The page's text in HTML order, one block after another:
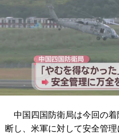
中国四国防衛局は今回の着
断し、米軍に対して安全管